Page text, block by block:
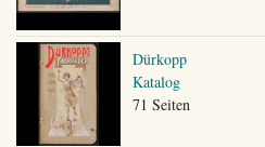
Dürkopp
Katalog
71 Seiten